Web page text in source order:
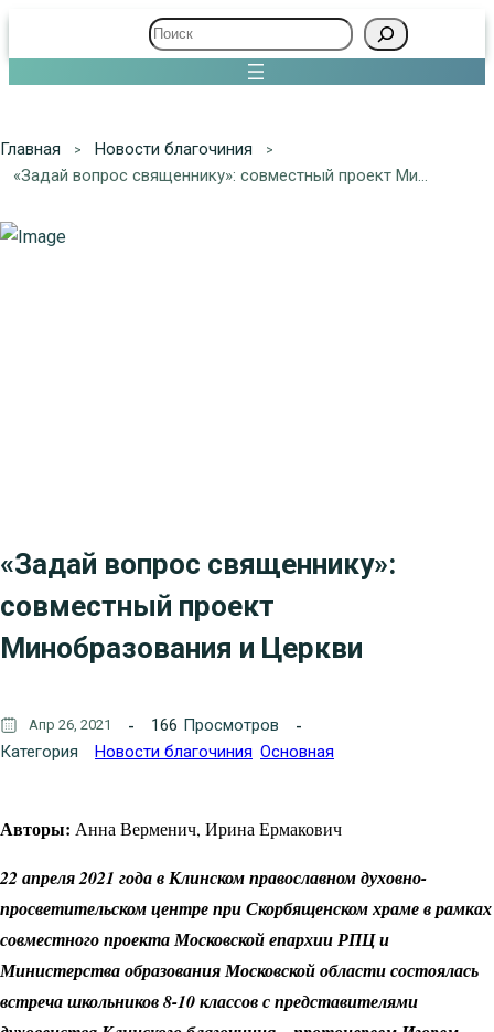
Поиск
Главная
Новости благочиния
«Задай вопрос священнику»: совместный проект Минобразования и Церкви
«Задай вопрос священнику»:
совместный проект
Минобразования и Церкви
Апр 26, 2021 166 Просмотров
Категория
Новости благочиния Основная
Авторы: Анна Верменич, Ирина Ермакович
22 апреля 2021 года в Клинском православном духовно-
просветительском центре при Скорбященском храме в рамках
совместного проекта Московской епархии РПЦ и
Министерства образования Московской области состоялась
встреча школьников 8-10 классов с представителями